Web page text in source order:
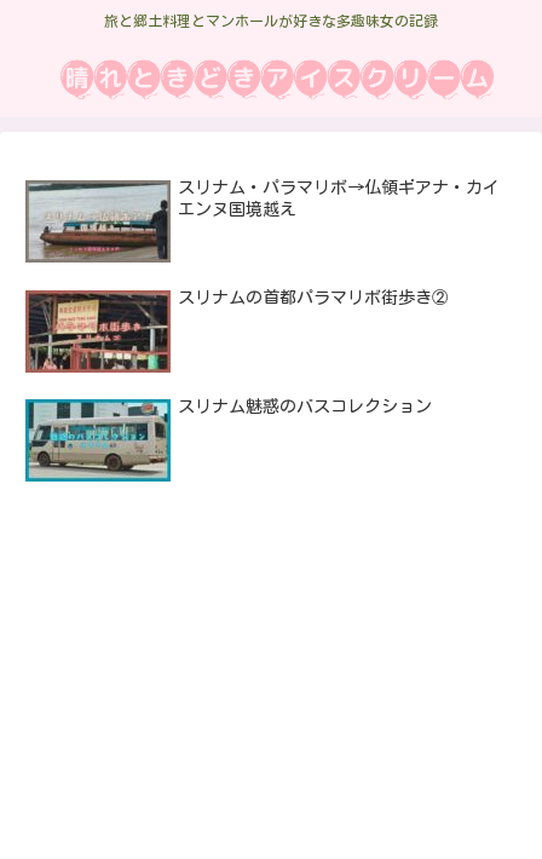
旅と郷土料理とマンホールが好きな多趣味女の記録
スリナム・パラマリボ→仏領ギアナ・カイ
エンヌ国境越え
スリナムの首都パラマリボ街歩き②
スリナム魅惑のバスコレクション